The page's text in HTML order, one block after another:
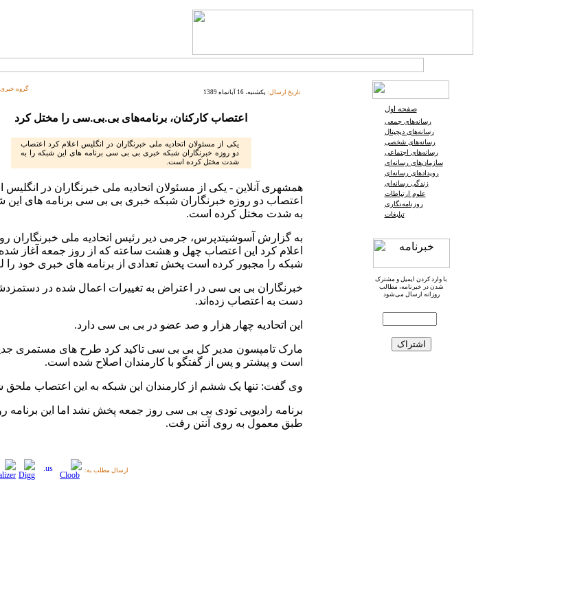
گروه تاریخ ارسال: یکشنبه، 16 آبانماه 1389
اعتصاب کارکنان، برنامه‌های بی.بی.سی را مختل کرد
یکی از مسئولان اتحادیه ملی خبرنگاران در انگلیس اعلام کرد اعتصاب
دو روزه خبرنگاران شبکه خبری بی بی سی برنامه های این شبکه را به
شدت مختل کرده است.
همشهری آنلاین - یکی از مسئولان اتحادیه ملی خبرنگاران در انگلیس
اعتصاب دو روزه خبرنگاران شبکه خبری بی بی سی برنامه های این
به شدت مختل کرده است.
به گزارش آسوشیتدپرس، جرمی دیر رئیس اتحادیه ملی خبرنگاران
اعلام کرد این اعتصاب چهل و هشت ساعته که از روز جمعه آغاز
شبکه را مجبور کرده است پخش تعدادی از برنامه های خبری خود را
خبرنگاران بی بی سی در اعتراض به تغییرات اعمال شده در
دست به اعتصاب زده‌اند.
این اتحادیه چهار هزار و صد عضو در بی بی سی دارد.
مارک تامپسون مدیر کل بی بی سی تاکید کرد طرح های مستمری
است و پیشتر و پس از گفتگو با کارمندان اصلاح شده است.
وی گفت: تنها یک ششم از کارمندان این شبکه به این اعتصاب ملحق
برنامه رادیویی تودی بی بی سی روز جمعه پخش نشد اما این برنامه
طبق معمول به روی آنتن رفت.
ارسال مطلب به:
صفحه اول
رسانه‌های جمعی
رسانه‌های دیجیتال
رسانه‌های شخصی
رسانه‌های اجتماعی
سازمان‌های رسانه‌ای
رویدادهای رسانه‌ای
زندگی رسانه‌ای
علوم ارتباطات
روزنامه‌نگاری
تبلیغات
با وارد کردن ایمیل و مشترک
شدن در خبرنامه، مطالب
روزانه ارسال می‌شود